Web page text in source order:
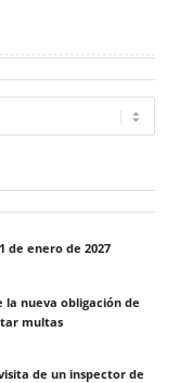
de enero de 2027
la nueva obligación de
multas
de un inspector de